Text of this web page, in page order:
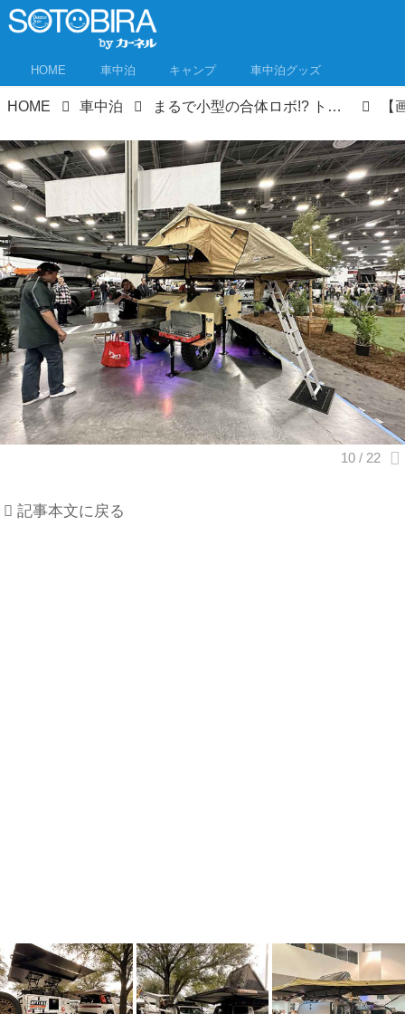
HOME 車中泊 キャンプ 車中泊グッズ
HOME 車中泊 まるで小型の合体ロボ!? トレーラーの進化をアメリカで見た！コンパクトで機能満載、オーニングはバットマンのウイング化!?
記事本文に戻る